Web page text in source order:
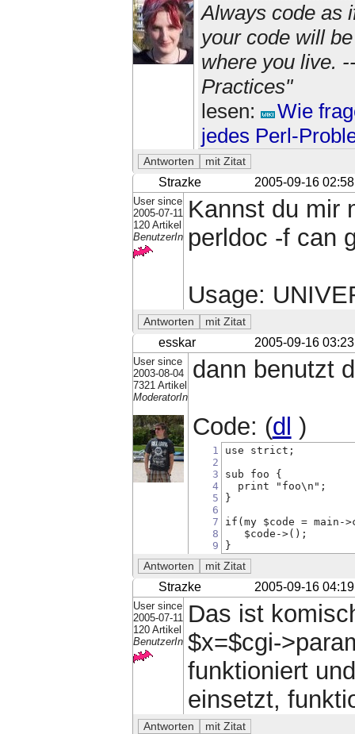
Always code as
your code will
where you live.
Practices"
lesen:
Wie
jedes Perl-
Strazke 2005-09-16 02:58
User since
2005-07-11
120 Artikel
BenutzerIn
Kannst du mir
perldoc -f can
Usage:
esskar 2005-09-16 03:23
User since
2003-08-04
7321 Artikel
ModeratorIn
dann benutzt
Code: (dl )
1
2
3
4
5
6
7
8
9
use strict;
sub foo {
  print "foo\n";
}
if(my $code =
   $code->();
}
Strazke 2005-09-16 04:19
User since
2005-07-11
120 Artikel
BenutzerIn
Das ist
$x=$cgi-
funktioniert
einsetzt,